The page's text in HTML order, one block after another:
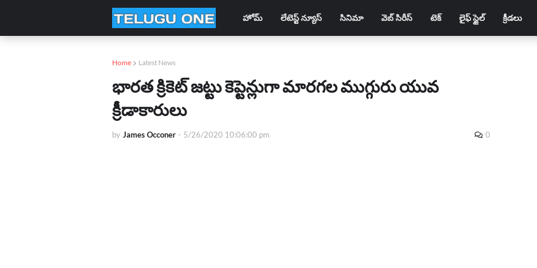
హోమ్ లేటెస్ట్ న్యూస్ సినిమా వెబ్ సిరీస్ టెక్ లైఫ్ స్టైల్ క్రీడలు
Home Latest News
భారత క్రికెట్ జట్టు కెప్టెన్లుగా మారగల ముగ్గురు యువ
క్రీడాకారులు
by James Occoner - 5/26/2020 10:06:00 pm 0